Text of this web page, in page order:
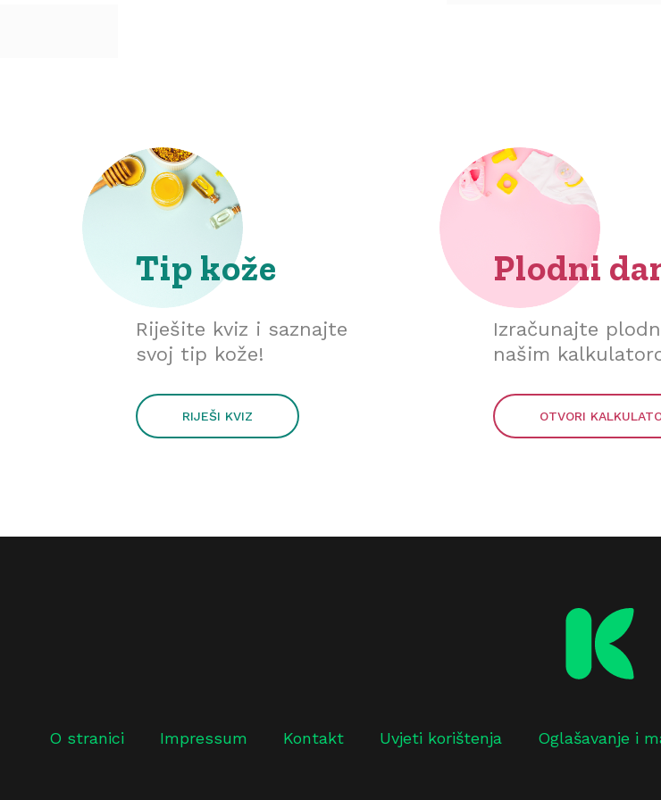
Tip kože
Riješite kviz i saznajte
svoj tip kože!
RIJEŠI KVIZ
Plodni
Izračunajte
našim
OTVORI
O stranici Impressum Kontakt Uvjeti korištenja Oglašavanje i